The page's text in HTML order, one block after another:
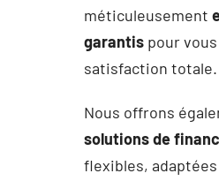
méticuleusement
garantis pour
satisfaction totale.
Nous offrons
solutions de
flexibles, adaptées